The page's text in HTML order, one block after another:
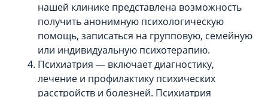
нашей клинике представлена возможность
получить анонимную психологическую
помощь, записаться на групповую, семейную
или индивидуальную психотерапию.
Психиатрия — включает диагностику,
лечение и профилактику психических
расстройств и болезней. Психиатрия